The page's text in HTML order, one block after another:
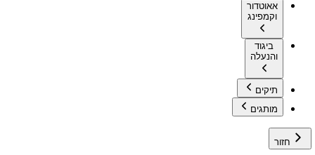
אאוטדור
וקמפינג
ביגוד
והנעלה
תיקים
מותגים
חזור